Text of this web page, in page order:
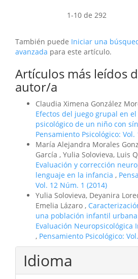
1-10 de 292
También puede Iniciar una
avanzada para este artículo.
Artículos más leídos
autor/a
Claudia Ximena González
Efectos del juego grupal en
psicológico de un niño con
Pensamiento Psicológico: Vol.
María Alejandra Morales
García , Yulia Solovieva, Luis
Evaluación y corrección
lenguaje en la infancia ,
Vol. 12 Núm. 1 (2014)
Yulia Solovieva, Deyanira
Emelia Lázaro ,
una población infantil
Evaluación Neuropsicológica
, Pensamiento Psicológico:
Idioma